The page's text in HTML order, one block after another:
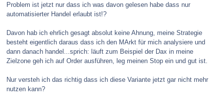
Problem ist jetzt nur dass ich was davon gelesen habe dass nur
automatisierter Handel erlaubt ist!?
Davon hab ich ehrlich gesagt absolut keine Ahnung, meine Strategie
besteht eigentlich daraus dass ich den MArkt für mich analysiere und
dann danach handel...sprich: läuft zum Beispiel der Dax in meine
Zielzone geh ich auf Order ausführen, leg meinen Stop ein und gut ist.
Nur versteh ich das richtig dass ich diese Variante jetzt gar nicht mehr
nutzen kann?